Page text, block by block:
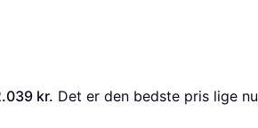
kr. Det er den bedste pris lige nu